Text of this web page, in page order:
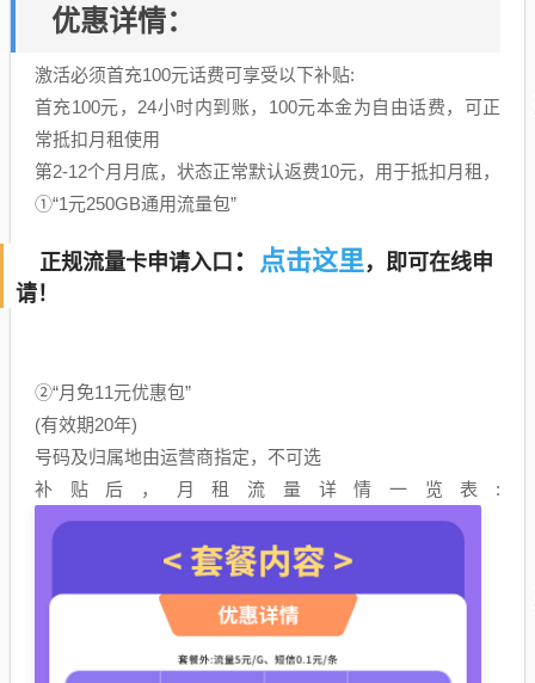
优惠详情：
激活必须首充100元话费可享受以下补贴:
首充100元，24小时内到账，100元本金为自由话费，可正
常抵扣月租使用
第2-12个月月底，状态正常默认返费10元，用于抵扣月租，
①“1元250GB通用流量包”
正规流量卡申请入口 ： 点击这里 ，即可在线申
请！
②“月免11元优惠包”
(有效期20年)
号码及归属地由运营商指定，不可选
补贴后，月租流量详情一览表: